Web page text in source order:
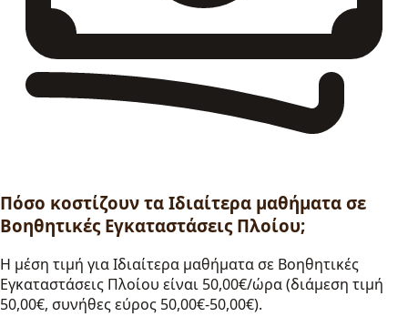
Πόσο κοστίζουν τα Ιδιαίτερα μαθήματα σε
Βοηθητικές Εγκαταστάσεις Πλοίου;
Η μέση τιμή για Ιδιαίτερα μαθήματα σε Βοηθητικές
Εγκαταστάσεις Πλοίου είναι 50,00€/ώρα (διάμεση τιμή
50,00€, συνήθες εύρος 50,00€-50,00€).